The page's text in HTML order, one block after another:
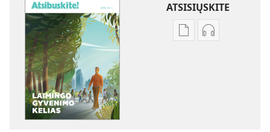
ATSISIŲSKITE
Skaitmeninių
Garso